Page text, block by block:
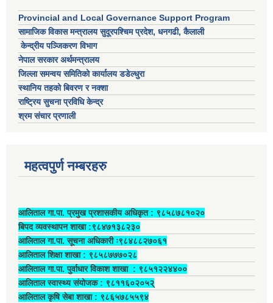
Provincial and Local Governance Support Program
सामाजिक विकास मन्त्रालय सुदूरपश्चिम प्रदेश, धनगढी, कैलाली
केन्द्रीय पञ्जिकरण विभाग
नेपाल सरकार अर्थमन्त्रालय
जिल्ला समन्वय समितिको कार्यालय डडेल्धुरा
स्थानिय तहको बिवरण र नक्शा
राष्ट्रिय सुचना प्रविधि केन्द्र
श्रम संचार प्रणाली
महत्वपुर्ण नम्बरहरु
आलिताल गा.पा. प्रमुख प्रशासकीय अधिकृत ‍: ९८५८७८१०२०
बिपद व्यवस्थापन शाखा :९८४७१३८२३०
आलिताल गा.पा. सूचना अधिकारी ः९८४८८२७०६१
आलिताल शिक्षा शाखा : ९८५८७७७०२८
आलिताल गा.पा. पुर्वाधार विकाश शाखा ‍: ९८५१२२४४००
आलिताल स्वास्थ्य संयोजक ‍: ९८११६०२०५२्
आलिताल कृषि सेबा शाखा : ९८६५७८५५९४